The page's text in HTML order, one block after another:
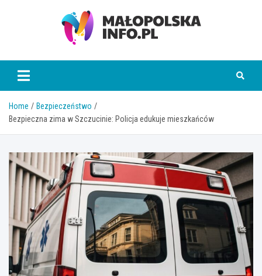
Małopolska Info
Home
Bezpieczeństwo
Bezpieczna zima w Szczucinie: Policja edukuje mieszkańców